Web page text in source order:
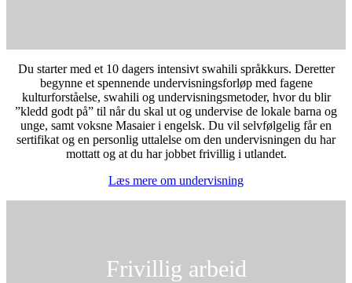
Du starter med et 10 dagers intensivt swahili språkkurs. Deretter
begynne et spennende undervisningsforløp med fagene
kulturforståelse, swahili og undervisningsmetoder, hvor du blir
”kledd godt på” til når du skal ut og undervise de lokale barna og
unge, samt voksne Masaier i engelsk. Du vil selvfølgelig får en
sertifikat og en personlig uttalelse om den undervisningen du har
mottatt og at du har jobbet frivillig i utlandet.
Læs mere om undervisning
Frivillig arbeid